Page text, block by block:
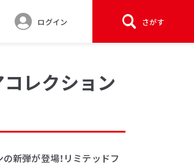
ログイン さがす
レクション
新弾が登場！リミテッドフ